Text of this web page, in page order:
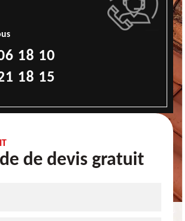
18 10
18 15
de devis gratuit